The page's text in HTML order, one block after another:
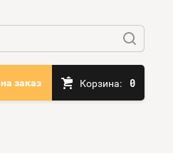
заказ Корзина: 0